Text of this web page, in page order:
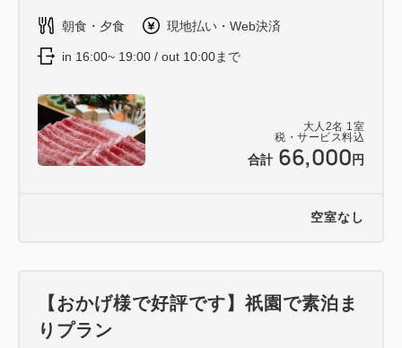
大人 2名 1 室
税・サービス料込
合計 66,000 円
朝食・夕食 現地払い・Web決済
in 16:00~ 19:00 / out 10:00まで
空室なし
【おかげ様で好評です】祇園で素泊ま
りプラン